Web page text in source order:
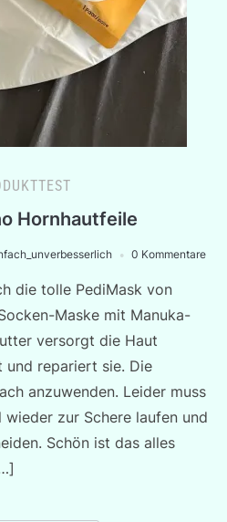
Hornhautfeile
0 Kommentare
die tolle PediMask von
Maske mit Manuka-
versorgt die Haut
und repariert sie. Die
anzuwenden. Leider muss
zur Schere laufen und
Schön ist das alles